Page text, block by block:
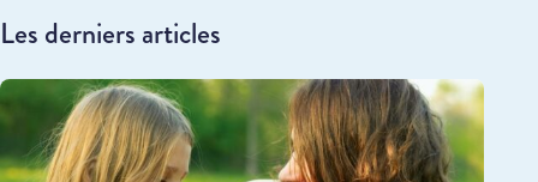
Les derniers articles